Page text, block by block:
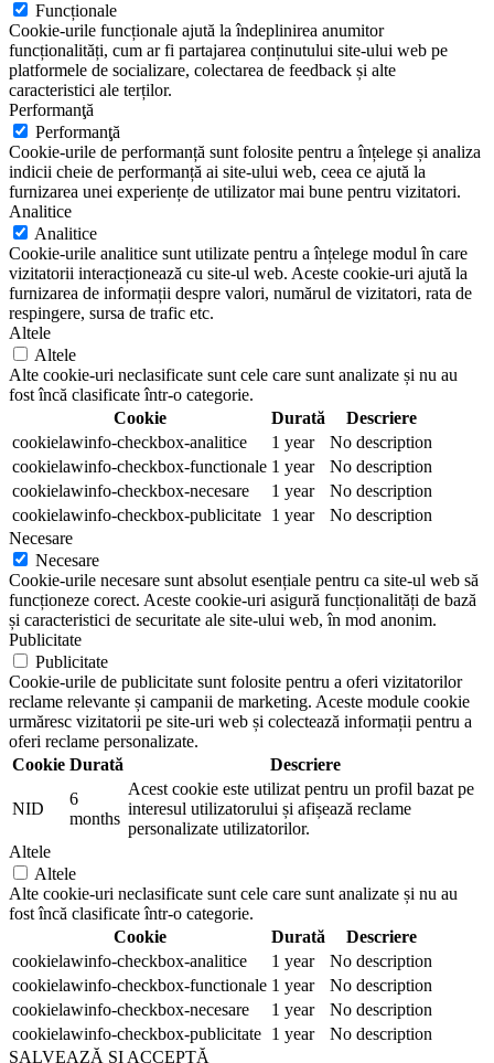
Funcționale
Cookie-urile funcționale ajută la îndeplinirea anumitor
funcționalități, cum ar fi partajarea conținutului site-ului web pe
platformele de socializare, colectarea de feedback și alte
caracteristici ale terților.
Performanţă
Performanţă
Cookie-urile de performanță sunt folosite pentru a înțelege și analiza
indicii cheie de performanță ai site-ului web, ceea ce ajută la
furnizarea unei experiențe de utilizator mai bune pentru vizitatori.
Analitice
Analitice
Cookie-urile analitice sunt utilizate pentru a înțelege modul în care
vizitatorii interacționează cu site-ul web. Aceste cookie-uri ajută la
furnizarea de informații despre valori, numărul de vizitatori, rata de
respingere, sursa de trafic etc.
Altele
Altele
Alte cookie-uri neclasificate sunt cele care sunt analizate și nu au
fost încă clasificate într-o categorie.
Cookie
Durată
Descriere
cookielawinfo-checkbox-analitice
1 year
No description
cookielawinfo-checkbox-functionale 1 year
No description
cookielawinfo-checkbox-necesare
1 year
No description
cookielawinfo-checkbox-publicitate 1 year
No description
Necesare
Necesare
Cookie-urile necesare sunt absolut esențiale pentru ca site-ul web să
funcționeze corect. Aceste cookie-uri asigură funcționalități de bază
și caracteristici de securitate ale site-ului web, în mod anonim.
Publicitate
Publicitate
Cookie-urile de publicitate sunt folosite pentru a oferi vizitatorilor
reclame relevante și campanii de marketing. Aceste module cookie
urmăresc vizitatorii pe site-uri web și colectează informații pentru a
oferi reclame personalizate.
Cookie Durată Descriere
NID
6
months
Acest cookie este utilizat pentru un profil bazat pe
interesul utilizatorului și afișează reclame
personalizate utilizatorilor.
Altele
Altele
Alte cookie-uri neclasificate sunt cele care sunt analizate și nu au
fost încă clasificate într-o categorie.
Cookie
Durată
Descriere
cookielawinfo-checkbox-analitice
1 year
No description
cookielawinfo-checkbox-functionale 1 year
No description
cookielawinfo-checkbox-necesare
1 year
No description
cookielawinfo-checkbox-publicitate 1 year
No description
SALVEAZĂ ȘI ACCEPTĂ